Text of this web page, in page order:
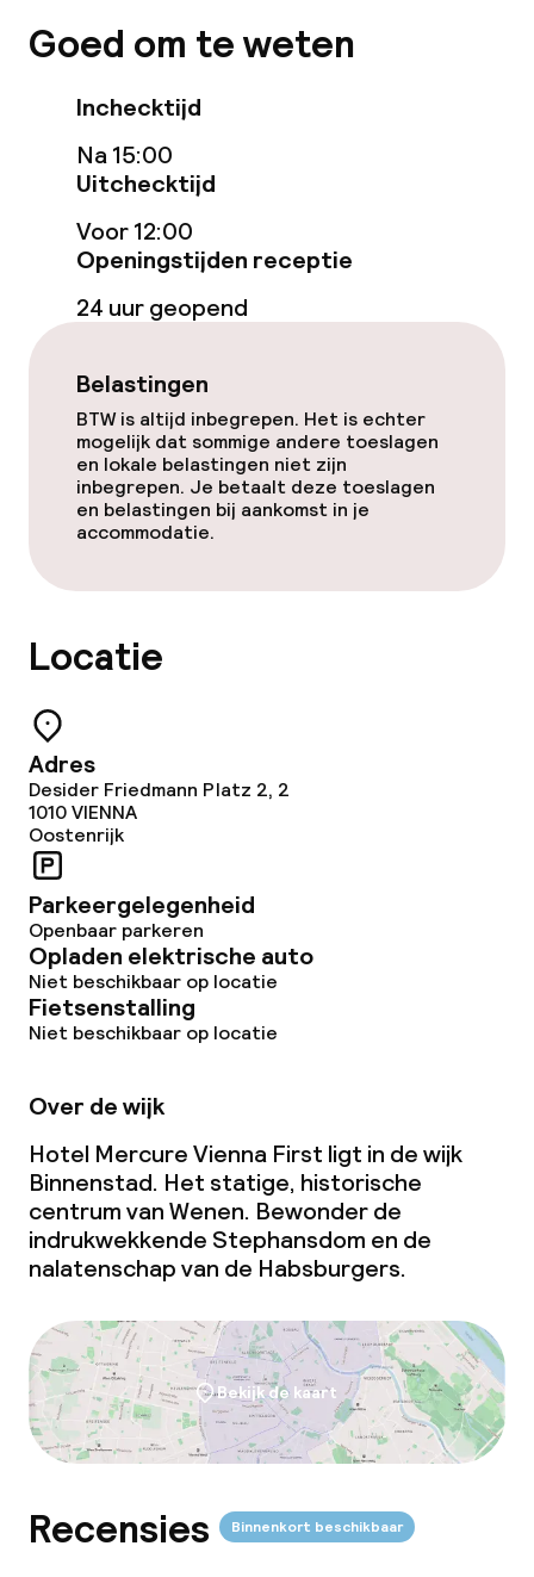
Schoonmaakvoorzieningen
Wasservice
Beleid
Overal rookvrij
Goed om te weten
Inchecktijd
Na 15:00
Uitchecktijd
Voor 12:00
Openingstijden receptie
24 uur geopend
Belastingen
BTW is altijd inbegrepen. Het is echter
mogelijk dat sommige andere toeslagen
en lokale belastingen niet zijn
inbegrepen. Je betaalt deze toeslagen
en belastingen bij aankomst in je
accommodatie.
Locatie
Adres
Desider Friedmann Platz 2, 2
1010VIENNA
Oostenrijk
Parkeergelegenheid
Openbaar parkeren
Opladen elektrische auto
Niet beschikbaar op locatie
Fietsenstalling
Niet beschikbaar op locatie
Over de wijk
Hotel Mercure Vienna First ligt in de wijk
Binnenstad. Het statige, historische
centrum van Wenen. Bewonder de
indrukwekkende Stephansdom en de
nalatenschap van de Habsburgers.
Bekijk de kaart
Recensies Binnenkort beschikbaar